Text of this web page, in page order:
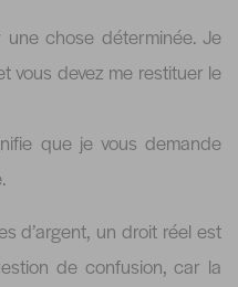
chose déterminée. Je
vous devez me restituer le
que je vous demande
d’argent, un droit réel est
de confusion, car la